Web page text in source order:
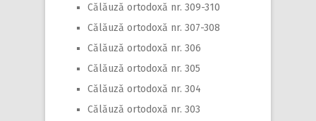
Călăuză ortodoxă nr. 309-310
Călăuză ortodoxă nr. 307-308
Călăuză ortodoxă nr. 306
Călăuză ortodoxă nr. 305
Călăuză ortodoxă nr. 304
Călăuză ortodoxă nr. 303